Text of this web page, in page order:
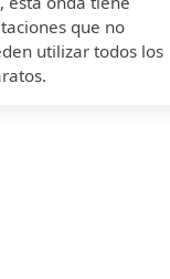
que no
utilizar todos los